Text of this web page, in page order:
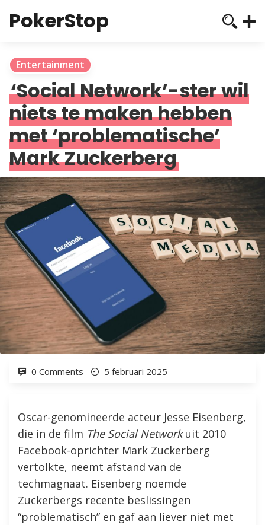
PokerStop
Entertainment
‘Social Network’-ster wil
niets te maken hebben
met ‘problematische’
Mark Zuckerberg
0 Comments 5 februari 2025
Oscar-genomineerde acteur Jesse Eisenberg,
die in de film The Social Networkuit 2010
Facebook-oprichter Mark Zuckerberg
vertolkte, neemt afstand van de
techmagnaat. Eisenberg noemde
Zuckerbergs recente beslissingen
“problematisch” en gaf aan liever niet met